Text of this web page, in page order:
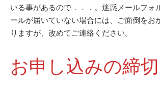
いる事があるので．．．。迷惑メールフォ
ールが届いていない場合には、ご面倒をお
りますが、改めてご連絡ください。
お申し込みの締